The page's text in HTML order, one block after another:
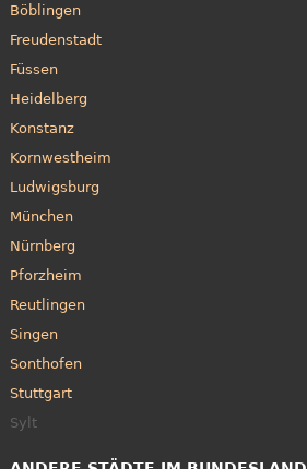
Böblingen
Freudenstadt
Füssen
Heidelberg
Konstanz
Kornwestheim
Ludwigsburg
München
Nürnberg
Pforzheim
Reutlingen
Singen
Sonthofen
Stuttgart
Sylt